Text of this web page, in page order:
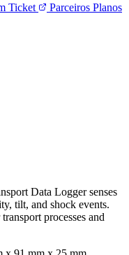
Ticket Parceiros Planos
Data Logger senses
tilt, and shock events.
processes and